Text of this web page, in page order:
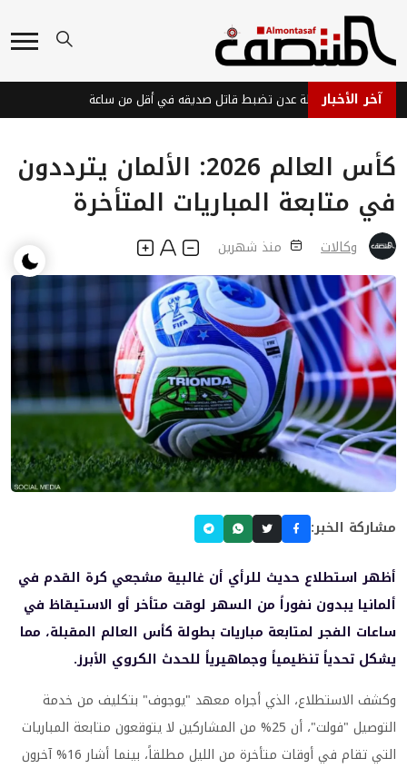
آخر الأخبارشرطة عدن تضبط قاتل صديقه في أقل من ساعة
كأس العالم 2026: الألمان يترددون
في متابعة المباريات المتأخرة
وكالات منذ شهرين
مشاركة الخبر:
أظهر استطلاع حديث للرأي أن غالبية مشجعي كرة القدم في
ألمانيا يبدون نفوراً من السهر لوقت متأخر أو الاستيقاظ في
ساعات الفجر لمتابعة مباريات بطولة كأس العالم المقبلة، مما
يشكل تحدياً تنظيمياً وجماهيرياً للحدث الكروي الأبرز.
وكشف الاستطلاع، الذي أجراه معهد "يوجوف" بتكليف من خدمة
التوصيل "فولت"، أن 25% من المشاركين لا يتوقعون متابعة المباريات
التي تقام في أوقات متأخرة من الليل مطلقاً، بينما أشار 16% آخرون